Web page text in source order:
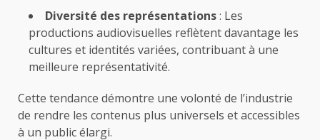
Diversité des représentations: Les
productions audiovisuelles reflètent davantage les
cultures et identités variées, contribuant à une
meilleure représentativité.
Cette tendance démontre une volonté de l’industrie
de rendre les contenus plus universels et accessibles
à un public élargi.